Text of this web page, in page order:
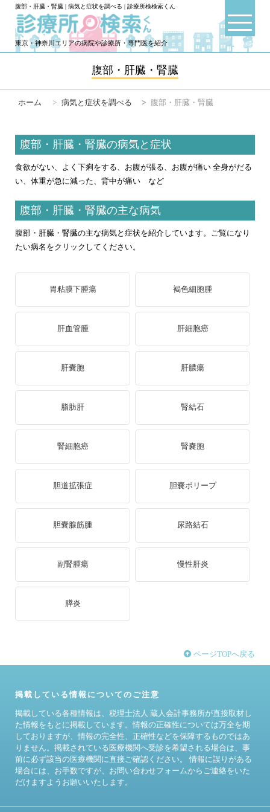
腹部・肝臓・腎臓 | 病気と症状を調べる | 診療所検検索くん
東京・神奈川エリアの病院や診療所・専門医を紹介
腹部・肝臓・腎臓
ホーム > 病気と症状を調べる > 腹部・肝臓・腎臓
腹部・肝臓・腎臓の病気と症状
食欲がない、よく下痢をする、お腹が張る、お腹が痛い 全身がだる
い、体重が急に減った、背中が痛い など
腹部・肝臓・腎臓の主な病気
腹部・肝臓・腎臓の主な病気と症状を紹介しています。ご覧になり
たい病名をクリックしてください。
胃粘膜下腫瘍 褐色細胞腫
肝血管腫 肝細胞癌
肝嚢胞 肝膿瘍
脂肪肝 腎結石
腎細胞癌 腎嚢胞
胆道拡張症 胆嚢ポリープ
胆嚢腺筋腫 尿路結石
副腎腫瘍 慢性肝炎
膵炎
ページTOPへ戻る
掲載している情報についてのご注意
掲載している各種情報は、税理士法人 蔵人会計事務所が直接取材し
た情報をもとに掲載しています。情報の正確性については万全を期
しておりますが、情報の完全性、正確性などを保障するものではあ
りません。掲載されている医療機関へ受診を希望される場合は、事
前に必ず該当の医療機関に直接ご確認ください。 情報に誤りがある
場合には、お手数ですが、お問い合わせフォームからご連絡をいた
だけますようお願いいたします。